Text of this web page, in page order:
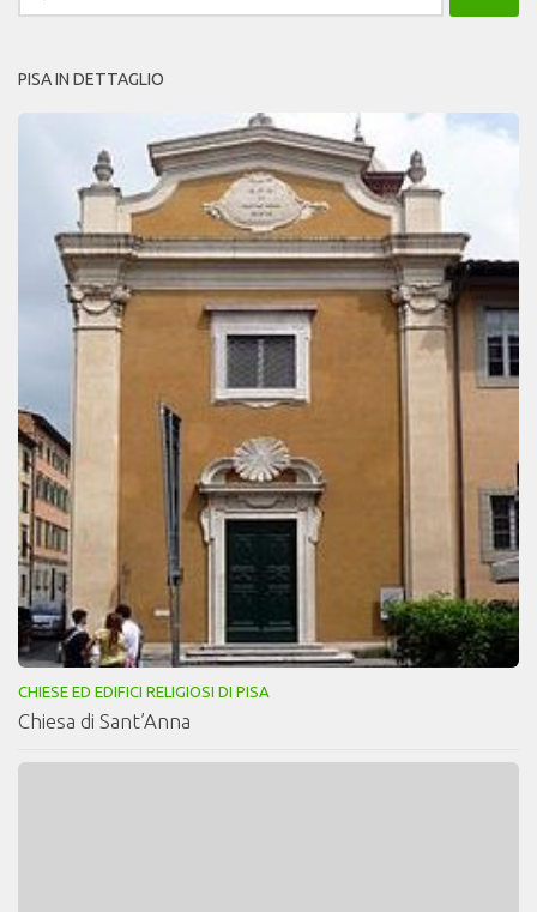
per:
PISA IN DETTAGLIO
CHIESE ED EDIFICI RELIGIOSI DI PISA
Chiesa di Sant’Anna